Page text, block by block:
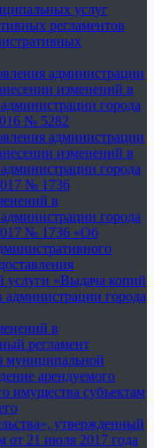
услуг
регламентов
администрации
изменений в
города
№ 5282
администрации
изменений в
города
№ 1736
в
города
№ 1736 «Об
услуги «Выдача копий
администрации города
в
регламент
муниципальной
арендуемого
имущества субъектам
утвержденный
от 21 июля 2017 года